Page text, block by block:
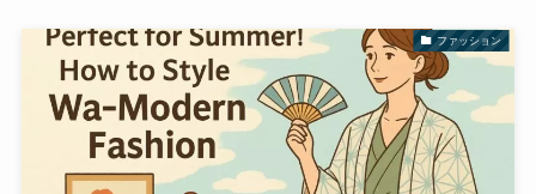
ファッション